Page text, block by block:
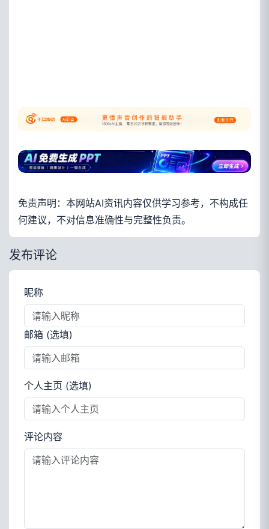
免责声明：本网站AI资讯内容仅供学习参考，不构成任
何建议，不对信息准确性与完整性负责。
发布评论
昵称
邮箱 (选填)
个人主页 (选填)
评论内容